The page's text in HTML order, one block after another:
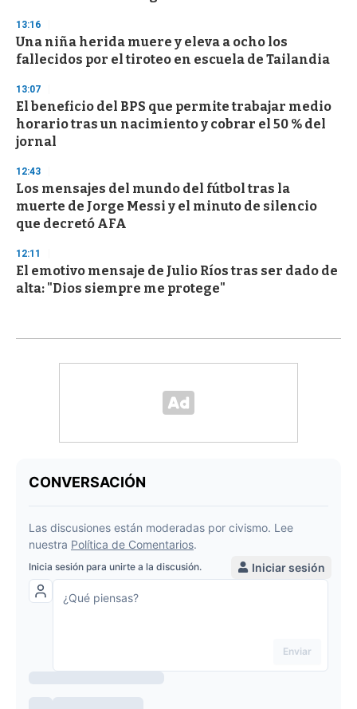
13:16
Una niña herida muere y eleva a ocho los
fallecidos por el tiroteo en escuela de Tailandia
13:07
El beneficio del BPS que permite trabajar medio
horario tras un nacimiento y cobrar el 50 % del
jornal
12:43
Los mensajes del mundo del fútbol tras la
muerte de Jorge Messi y el minuto de silencio
que decretó AFA
12:11
El emotivo mensaje de Julio Ríos tras ser dado de
alta: "Dios siempre me protege"